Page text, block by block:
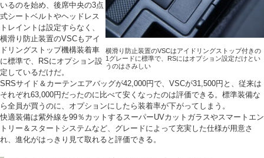
横滑り防止装置のVSCはアイドリングストップ付きの
1グレードに標準で、RSにはオプション設定だけとい
うのはさみしい
いるのを始め、後席中央の3点
式シートベルトやヘッドレス
トレイントは設定すらなく、
横滑り防止装置のVSCもアイ
ドリングストップ機構装着車
に標準で、RSにオプション設
定しているだけだ。
SRSサイド＆カーテンエアバッグが42,000円で、VSCが31,500円と、従来は
それぞれ63,000円だったのに比べて安くなったのは評価できる。標準装備な
ら全員が買うのに、オプションにしたら装着率が下がってしまう。
快適装備は紫外線を99％カットするスーパーUVカットガラスやスマートエン
トリー＆スタートシステムなど、グレードによって充実した仕様が用意さ
れ、進化がはっきり見て取れると評価できる。